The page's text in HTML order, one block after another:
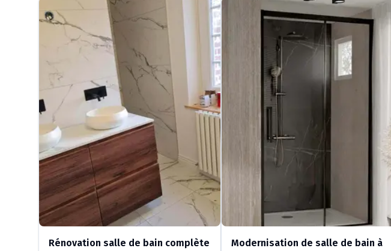
Rénovation salle de bain complète
Modernisation de salle de bain à